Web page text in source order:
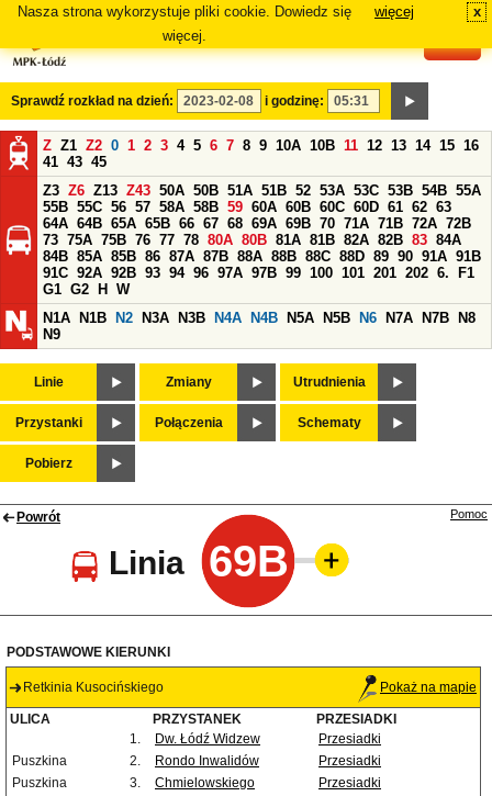
Nasza strona wykorzystuje pliki cookie. Dowiedz się
więcej.
więcej x
Sprawdź rozkład na dzień: i godzinę:
Z Z1 Z2 0 1 2 3 4 5 6 7 8 9 10A 10B 11 12 13 14 15 16
41 43 45
Z3 Z6 Z13 Z43 50A 50B 51A 51B 52 53A 53C 53B 54B 55A
55B 55C 56 57 58A 58B 59 60A 60B 60C 60D 61 62 63
64A 64B 65A 65B 66 67 68 69A 69B 70 71A 71B 72A 72B
73 75A 75B 76 77 78 80A 80B 81A 81B 82A 82B 83 84A
84B 85A 85B 86 87A 87B 88A 88B 88C 88D 89 90 91A 91B
91C 92A 92B 93 94 96 97A 97B 99 100 101 201 202 6.
F1
G1 G2 H
W
N1A
N1B N2 N3A N3B N4A N4B N5A N5B N6 N7A N7B
N8
N9
Linie Zmiany Utrudnienia
Przystanki Połączenia Schematy
Pobierz
Powrót
Linia 69B
Pomoc
PODSTAWOWE KIERUNKI
Retkinia Kusocińskiego Pokaż na mapie
ULICA PRZYSTANEK
PRZESIADKI
1.
Dw. Łódź Widzew
Przesiadki
Puszkina
2. Rondo Inwalidów
Przesiadki
Puszkina
3. Chmielowskiego
Przesiadki